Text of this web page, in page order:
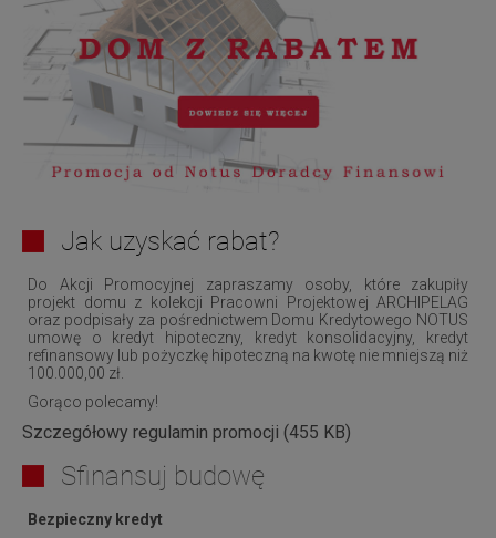
Jak uzyskać rabat?
Do Akcji Promocyjnej zapraszamy osoby, które zakupiły
projekt domu z kolekcji Pracowni Projektowej ARCHIPELAG
oraz podpisały za pośrednictwem Domu Kredytowego NOTUS
umowę o kredyt hipoteczny, kredyt konsolidacyjny, kredyt
refinansowy lub pożyczkę hipoteczną na kwotę nie mniejszą niż
100.000,00 zł.
Gorąco polecamy!
Szczegółowy regulamin promocji (455 KB)
Sfinansuj budowę
Bezpieczny kredyt